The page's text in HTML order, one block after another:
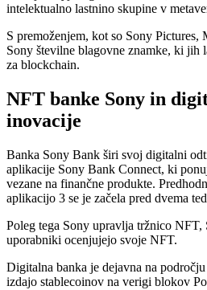
intelektualno lastnino skupine v
S premoženjem, kot so Sony Pictures,
Sony številne blagovne znamke, ki
za blockchain.
NFT banke Sony in
inovacije
Banka Sony Bank širi svoj digitalni
aplikacije Sony Bank Connect, ki
vezane na finančne produkte.
aplikacijo 3 se je začela pred dvema
Poleg tega Sony upravlja tržnico
uporabniki ocenjujejo svoje NFT.
Digitalna banka je dejavna na
izdajo stablecoinov na verigi blokov